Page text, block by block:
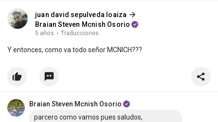
juan david sepulveda loaiza
Braian Steven Mcnish Osorio
5 años · Traducciones
Y entonces, como va todo señor MCNICH???
Braian Steven Mcnish Osorio
parcero como vamos pues saludos,